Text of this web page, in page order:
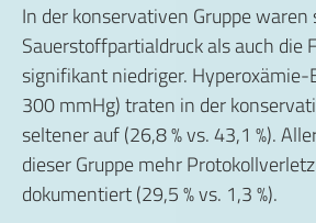
In der konservativen Gruppe
Sauerstoffpartialdruck als auch die
signifikant niedriger. Hyperoxämie-
300 mmHg) traten in der
seltener auf (26,8 % vs. 43,1 %).
dieser Gruppe mehr
dokumentiert (29,5 % vs. 1,3 %).